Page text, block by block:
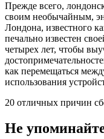
Прежде всего,
своим необычайным,
Лондона, известного
печально известен
четырех лет, чтобы
как перемещаться
использования
20 отличных причин
Не